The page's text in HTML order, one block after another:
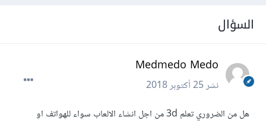
السؤال
Medmedo Medo
نشر25 أكتوبر 2018
هل من الضروري تعلم 3d من اجل انشاء الالعاب سواء للهواتف او